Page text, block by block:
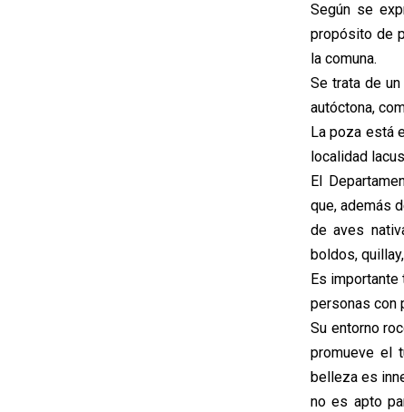
Según se
propósito de
la comuna.
Se trata de
autóctona,
La poza está
localidad
El
que, además
de aves
boldos,
Es
personas con
Su entorno
promueve el
belleza es
no es apto